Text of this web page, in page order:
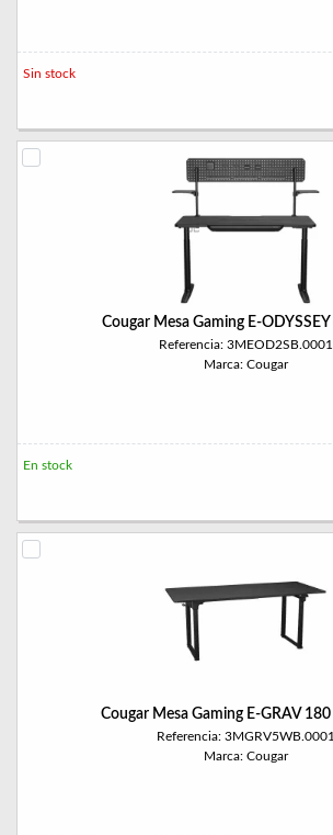
Sin stock
Cougar Mesa Gaming E-
Referencia: 3MEOD2SB.0001
Marca: Cougar
En stock
Cougar Mesa Gaming E-GRAV
Referencia: 3MGRV5WB.0001
Marca: Cougar